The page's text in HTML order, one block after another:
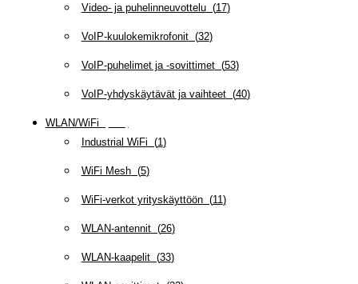
Video- ja puhelinneuvottelu(17)
VoIP-kuulokemikrofonit(32)
VoIP-puhelimet ja -sovittimet(53)
VoIP-yhdyskäytävät ja vaihteet(40)
WLAN/WiFi
Industrial WiFi (1 )
WiFi Mesh(5)
WiFi-verkot yrityskäyttöön(11 )
WLAN-antennit(26)
WLAN-kaapelit(33)